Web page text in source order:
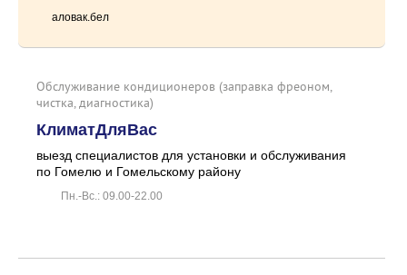
аловак.бел
Обслуживание кондиционеров (заправка фреоном,
чистка, диагностика)
КлиматДляВас
выезд специалистов для установки и обслуживания
по Гомелю и Гомельскому району
Пн.-Вс.: 09.00-22.00